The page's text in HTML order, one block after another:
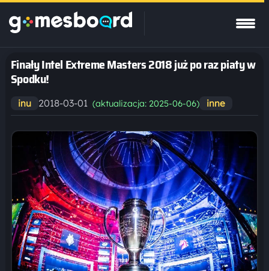
Finały Intel Extreme Masters 2018 już po raz piaty w
Spodku!
inu 2018-03-01 (aktualizacja: 2025-06-06) inne